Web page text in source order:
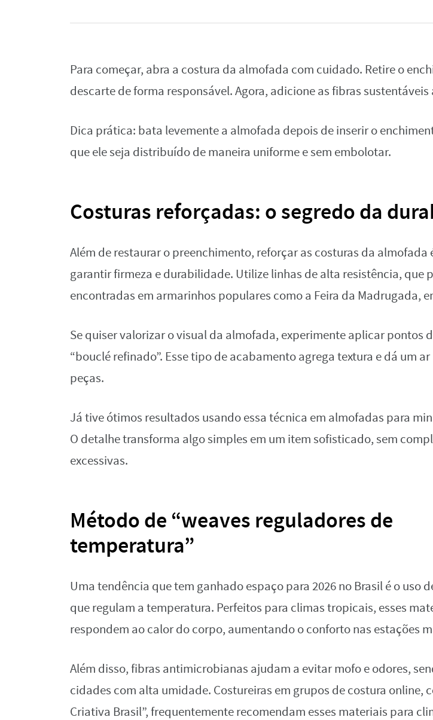
Para começar, abra a costura da almofada com cuidado. Retire o
descarte de forma responsável. Agora, adicione as fibras sustentáveis
Dica prática: bata levemente a almofada depois de inserir o
que ele seja distribuído de maneira uniforme e sem embolotar.
Costuras reforçadas: o segredo da
Além de restaurar o preenchimento, reforçar as costuras da almofada
garantir firmeza e durabilidade. Utilize linhas de alta resistência, que
encontradas em armarinhos populares como a Feira da Madrugada,
Se quiser valorizar o visual da almofada, experimente aplicar pontos
“bouclé refinado”. Esse tipo de acabamento agrega textura e dá um
peças.
Já tive ótimos resultados usando essa técnica em almofadas para
O detalhe transforma algo simples em um item sofisticado, sem
excessivas.
Método de “weaves reguladores de
temperatura”
Uma tendência que tem ganhado espaço para 2026 no Brasil é o uso
que regulam a temperatura. Perfeitos para climas tropicais, esses
respondem ao calor do corpo, aumentando o conforto nas estações
Além disso, fibras antimicrobianas ajudam a evitar mofo e odores,
cidades com alta umidade. Costureiras em grupos de costura online,
Criativa Brasil”, frequentemente recomendam esses materiais para